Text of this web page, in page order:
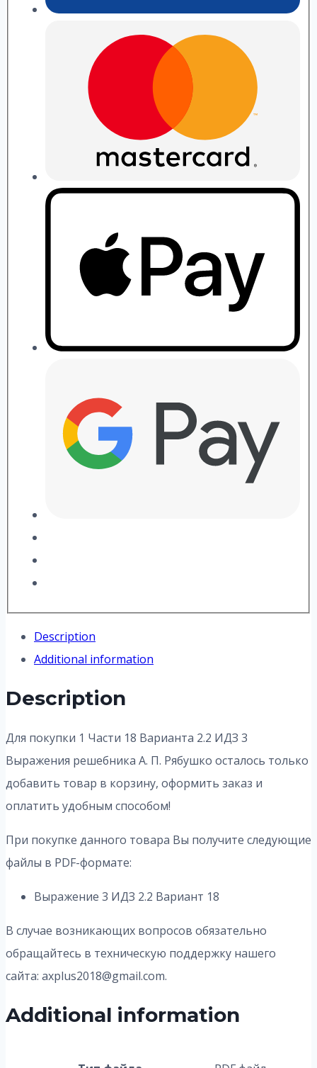
Description
Additional information
Description
Для покупки 1 Части 18 Варианта 2.2 ИДЗ 3
Выражения решебника А. П. Рябушко осталось только
добавить товар в корзину, оформить заказ и
оплатить удобным способом!
При покупке данного товара Вы получите следующие
файлы в PDF-формате:
Выражение 3 ИДЗ 2.2 Вариант 18
В случае возникающих вопросов обязательно
обращайтесь в техническую поддержку нашего
сайта: axplus2018@gmail.com.
Additional information